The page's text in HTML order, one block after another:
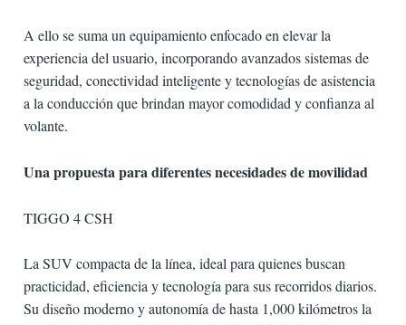
A ello se suma un equipamiento enfocado en elevar la
experiencia del usuario, incorporando avanzados sistemas de
seguridad, conectividad inteligente y tecnologías de asistencia
a la conducción que brindan mayor comodidad y confianza al
volante.
Una propuesta para diferentes necesidades de movilidad
TIGGO 4 CSH
La SUV compacta de la línea, ideal para quienes buscan
practicidad, eficiencia y tecnología para sus recorridos diarios.
Su diseño moderno y autonomía de hasta 1,000 kilómetros la